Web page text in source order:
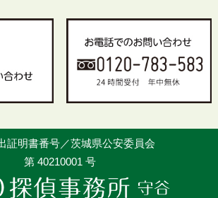
証明書番号／茨城県公安委員会
第 40210001 号